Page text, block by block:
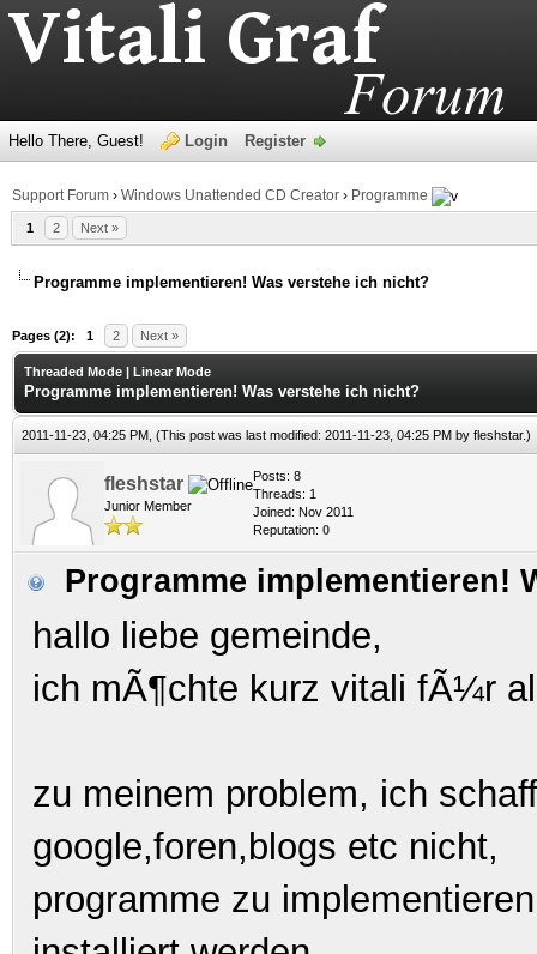
Hello There, Guest! Login Register
Support Forum › Windows Unattended CD Creator › Programme
1 2 Next »
Programme implementieren! Was verstehe ich nicht?
Pages (2): 1 2 Next »
Threaded Mode | Linear Mode
Programme implementieren! Was verstehe ich nicht?
2011-11-23, 04:25 PM, (This post was last modified: 2011-11-23, 04:25 PM by fleshstar.)
fleshstar
Junior Member
Posts: 8
Threads: 1
Joined: Nov 2011
Reputation: 0
Programme implementieren!
hallo liebe gemeinde,
ich mÃ¶chte kurz vitali fÃ¼r
zu meinem problem, ich
google,foren,blogs etc nicht,
programme zu